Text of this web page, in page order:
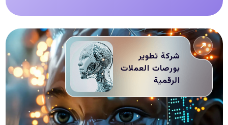
شركة تطوير
بورصات العملات
الرقمية